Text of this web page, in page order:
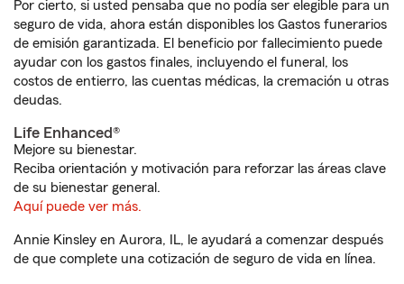
Por cierto, si usted pensaba que no podía ser elegible para un
seguro de vida, ahora están disponibles los Gastos funerarios
de emisión garantizada. El beneficio por fallecimiento puede
ayudar con los gastos finales, incluyendo el funeral, los
costos de entierro, las cuentas médicas, la cremación u otras
deudas.
Life Enhanced®
Mejore su bienestar.
Reciba orientación y motivación para reforzar las áreas clave
de su bienestar general.
Aquí puede ver más.
Annie Kinsley en Aurora, IL, le ayudará a comenzar después
de que complete una cotización de seguro de vida en línea.